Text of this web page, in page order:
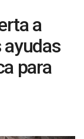
a
ayudas
para